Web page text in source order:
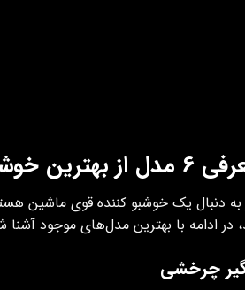
خوشبو کننده خودرو
به دنبال یک خوشبو کننده قوی ماشین
در ادامه با بهترین مدل‌های موجود آشنا
چرخشی